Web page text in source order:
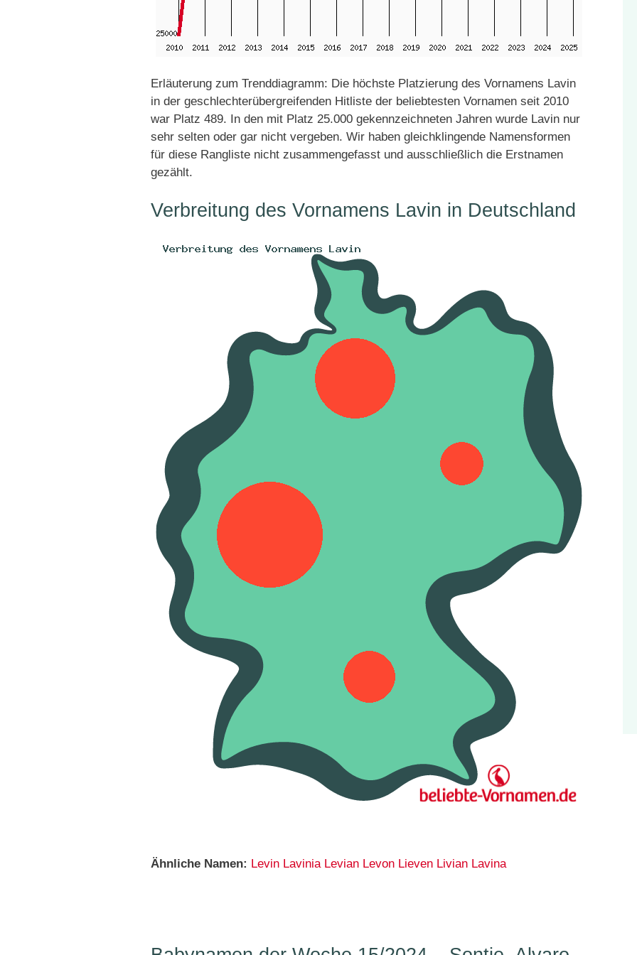
Erläuterung zum Trenddiagramm: Die höchste Platzierung des Vornamens Lavin
in der geschlechterübergreifenden Hitliste der beliebtesten Vornamen seit 2010
war Platz 489. In den mit Platz 25.000 gekennzeichneten Jahren wurde Lavin nur
sehr selten oder gar nicht vergeben. Wir haben gleichklingende Namensformen
für diese Rangliste nicht zusammengefasst und ausschließlich die Erstnamen
gezählt.
Verbreitung des Vornamens Lavin in Deutschland
Ähnliche Namen: Levin Lavinia Levian Levon Lieven Livian Lavina